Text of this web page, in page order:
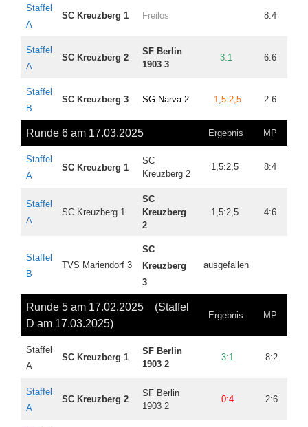
Staffel
A
SC Kreuzberg 1 Freilos 8:4
Staffel
A
SC Kreuzberg 2
SF Berlin
1903 3
3:1 6:6
Staffel
B
SC Kreuzberg 3 SG Narva 2 1,5:2,5 2:6
Runde 6 am 17.03.2025 Ergebnis MP
Staffel
A
SCKreuzberg 1
SC
Kreuzberg2
1,5:2,5 8:4
Staffel
A
SCKreuzberg1
SC
Kreuzberg
2
1,5:2,5 4:6
Staffel
B
TVS Mariendorf 3
SC
Kreuzberg
3
ausgefallen
Runde 5 am 17.02.2025 (Staffel
D am 17.03.2025)
Ergebnis MP
Staffel
A
SCKreuzberg 1
SF Berlin
1903 2
3:1 8:2
Staffel
A
SCKreuzberg 2
SF Berlin
1903 2
0:4 2:6